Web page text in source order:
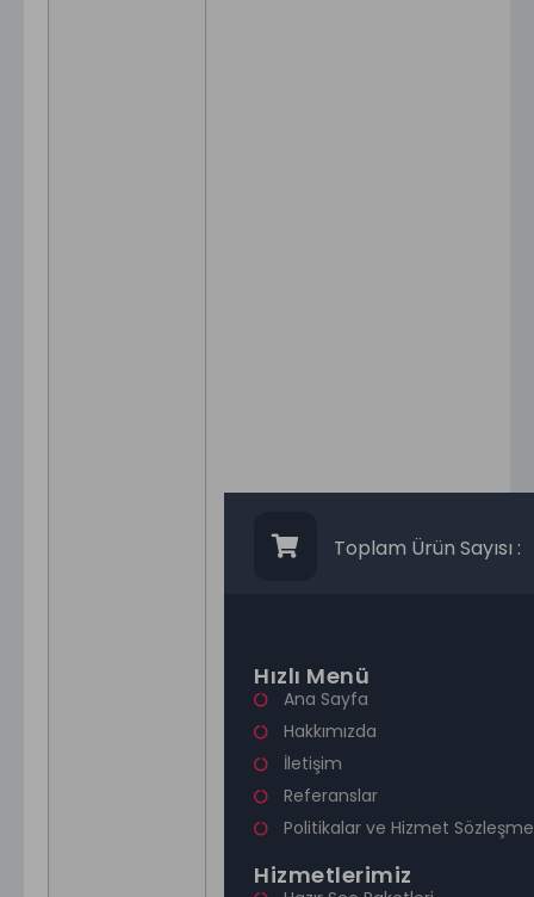
Toplam Ürün Sayısı :
Hızlı Menü
Ana Sayfa
Hakkımızda
İletişim
Referanslar
Politikalar ve Hizmet
Hizmetlerimiz